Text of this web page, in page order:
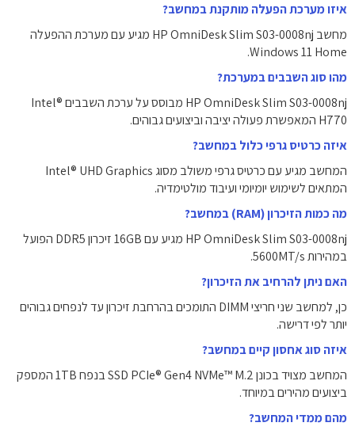
איזו מערכת הפעלה מותקנת במחשב?
מחשב HP OmniDesk Slim S03-0008nj מגיע עם מערכת ההפעלה
Windows 11 Home.
מהו סוג השבבים במערכת?
HP OmniDesk Slim S03-0008nj מבוסס על ערכת השבבים Intel®
H770 המאפשרת פעולה יציבה וביצועים גבוהים.
איזה כרטיס גרפי כלול במחשב?
המחשב מגיע עם כרטיס גרפי משולב מסוג Intel® UHD Graphics
המתאים לשימוש יומיומי ועיבוד מולטימדיה.
מה כמות הזיכרון (RAM) במחשב?
HP OmniDesk Slim S03-0008nj מגיע עם 16GB זיכרון DDR5 הפועל
במהירות ‎5600MT/s‎.
האם ניתן להרחיב את הזיכרון?
כן, למחשב שני חריצי DIMM התומכים בהרחבת זיכרון עד לנפחים גבוהים
יותר לפי דרישה.
איזה סוג אחסון קיים במחשב?
המחשב מצויד בכונן SSD ‎PCIe® Gen4 NVMe™ M.2‎ בנפח ‎1TB‎ המספק
ביצועים מהירים במיוחד.
מהם ממדי המחשב?